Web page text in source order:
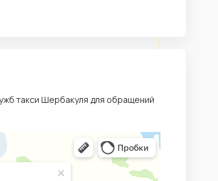
такси Шербакуля для обращений